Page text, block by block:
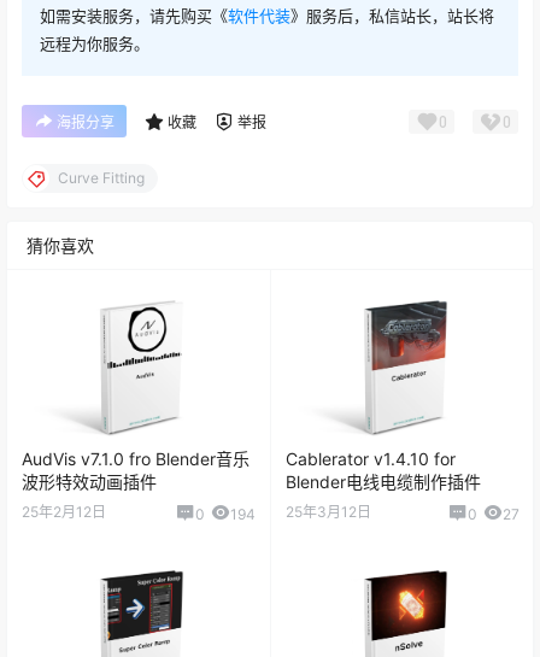
如需安装服务，请先购买《软件代装》服务后，私信站长，站长将
远程为你服务。
海报分享 收藏 举报 0 0
Curve Fitting
猜你喜欢
AudVis v7.1.0 fro Blender音乐
波形特效动画插件
25年2月12日 0 194
Cablerator v1.4.10 for
Blender电线电缆制作插件
25年3月12日 0 27